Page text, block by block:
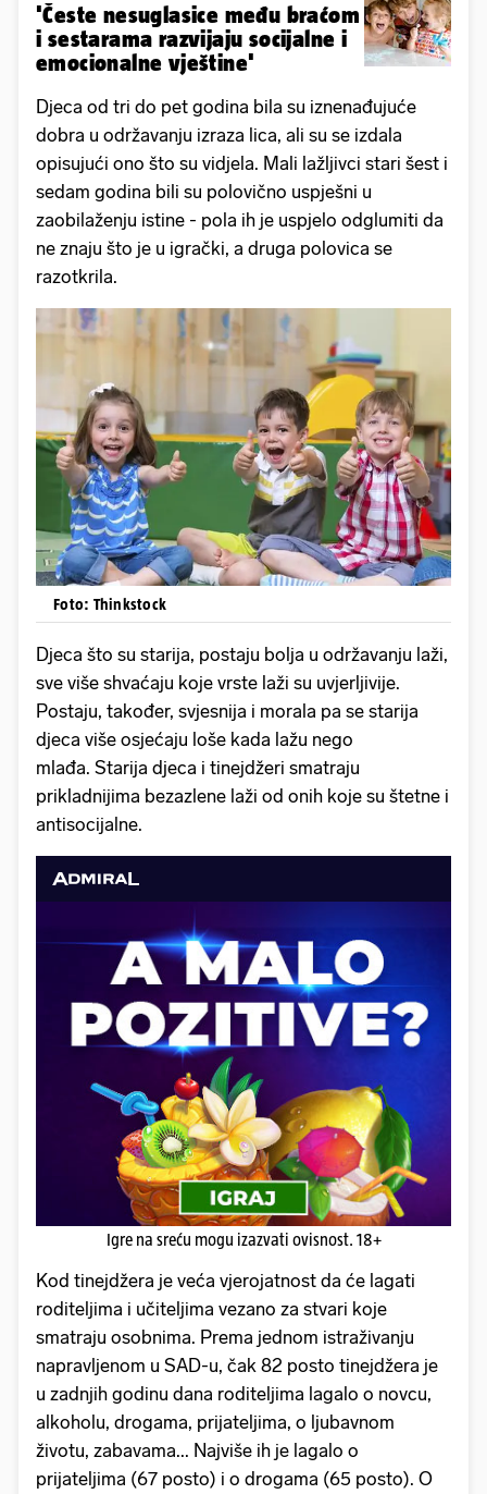
'Česte nesuglasice među braćom
i sestarama razvijaju socijalne i
emocionalne vještine'
Djeca od tri do pet godina bila su iznenađujuće
dobra u održavanju izraza lica, ali su se izdala
opisujući ono što su vidjela. Mali lažljivci stari šest i
sedam godina bili su polovično uspješni u
zaobilaženju istine - pola ih je uspjelo odglumiti da
ne znaju što je u igrački, a druga polovica se
razotkrila.
Foto: Thinkstock
Djeca što su starija, postaju bolja u održavanju laži,
sve više shvaćaju koje vrste laži su uvjerljivije.
Postaju, također, svjesnija i morala pa se starija
djeca više osjećaju loše kada lažu nego
mlađa. Starija djeca i tinejdžeri smatraju
prikladnijima bezazlene laži od onih koje su štetne i
antisocijalne.
Igre na sreću mogu izazvati ovisnost. 18+
Kod tinejdžera je veća vjerojatnost da će lagati
roditeljima i učiteljima vezano za stvari koje
smatraju osobnima. Prema jednom istraživanju
napravljenom u SAD-u, čak 82 posto tinejdžera je
u zadnjih godinu dana roditeljima lagalo o novcu,
alkoholu, drogama, prijateljima, o ljubavnom
životu, zabavama... Najviše ih je lagalo o
prijateljima (67 posto) i o drogama (65 posto). O